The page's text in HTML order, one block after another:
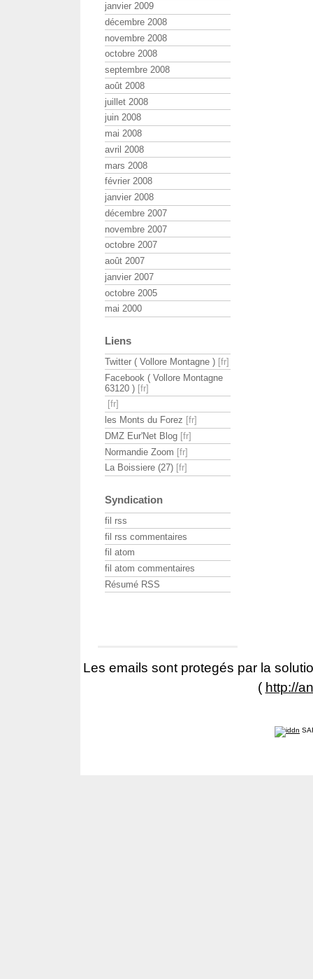
janvier 2009
décembre 2008
novembre 2008
octobre 2008
septembre 2008
août 2008
juillet 2008
juin 2008
mai 2008
avril 2008
mars 2008
février 2008
janvier 2008
décembre 2007
novembre 2007
octobre 2007
août 2007
janvier 2007
octobre 2005
mai 2000
Liens
Twitter ( Vollore Montagne )
Facebook ( Vollore Montagne
63120 )
les Monts du Forez
DMZ Eur'Net Blog
Normandie Zoom
La Boissiere (27)
Syndication
fil rss
fil rss commentaires
fil atom
fil atom commentaires
Résumé RSS
Les emails sont protegés par la
( http://